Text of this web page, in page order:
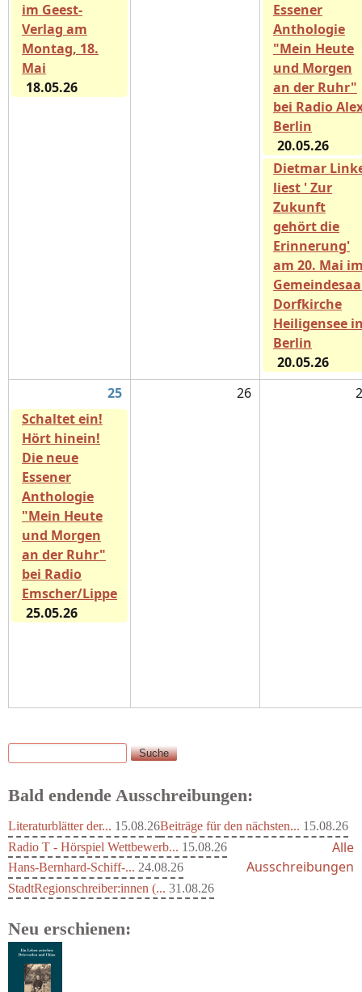
im Geest-
Verlag am
Montag, 18.
Mai
18.05.26
Essener
Anthologie
"Mein Heute
und Morgen
an der Ruhr"
bei Radio
Berlin
20.05.26
Dietmar
liest ' Zur
Zukunft
gehört die
Erinnerung'
am 20. Mai
Dorfkirche
Heiligensee
Berlin
20.05.26
25
26
Schaltet ein!
Hört hinein!
Die neue
Essener
Anthologie
"Mein Heute
und Morgen
an der Ruhr"
bei Radio
Emscher/Lippe
25.05.26
Suchformular
Suche
Bald endende Ausschreibungen:
Literaturblätter der... 15.08.26Beiträge für den nächsten... 15.08.26
Radio T - Hörspiel Wettbewerb... 15.08.26
Hans-Bernhard-Schiff-... 24.08.26
StadtRegionschreiber:innen (... 31.08.26
Alle
Ausschreibungen
Neu erschienen: